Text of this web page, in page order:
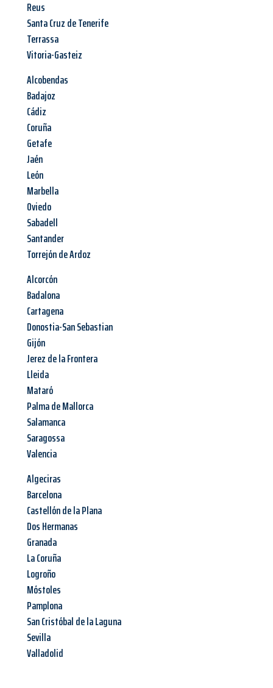
Reus
Santa Cruz de Tenerife
Terrassa
Vitoria-Gasteiz
Alcobendas
Badajoz
Cádiz
Coruña
Getafe
Jaén
León
Marbella
Oviedo
Sabadell
Santander
Torrejón de Ardoz
Alcorcón
Badalona
Cartagena
Donostia-San Sebastian
Gijón
Jerez de la Frontera
Lleida
Mataró
Palma de Mallorca
Salamanca
Saragossa
Valencia
Algeciras
Barcelona
Castellón de la Plana
Dos Hermanas
Granada
La Coruña
Logroño
Móstoles
Pamplona
San Cristóbal de la Laguna
Sevilla
Valladolid